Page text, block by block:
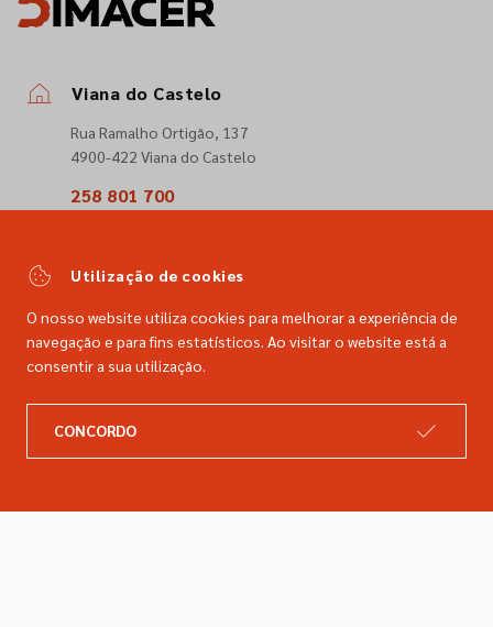
Viana do Castelo
Rua Ramalho Ortigão, 137
4900-422 Viana do Castelo
258 801 700
comercial@dimacer.com
Catálogo
Utilização de cookies
O nosso website utiliza cookies para melhorar a experiência de
navegação e para fins estatísticos. Ao visitar o website está a
consentir a sua utilização.
CONCORDO